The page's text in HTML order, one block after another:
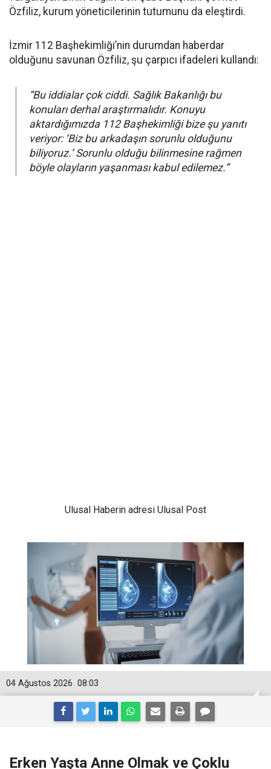
Özfiliz, kurum yöneticilerinin tutumunu da eleştirdi.
İzmir 112 Başhekimliği’nin durumdan haberdar
olduğunu savunan Özfiliz, şu çarpıcı ifadeleri kullandı:
“Bu iddialar çok ciddi. Sağlık Bakanlığı bu
konuları derhal araştırmalıdır. Konuyu
aktardığımızda 112 Başhekimliği bize şu yanıtı
veriyor: ‘Biz bu arkadaşın sorunlu olduğunu
biliyoruz.’ Sorunlu olduğu bilinmesine rağmen
böyle olayların yaşanması kabul edilemez.”
Ulusal Haberin adresi Ulusal Post
08:03
04 Ağustos 2026
Erken Yaşta Anne Olmak ve Çoklu